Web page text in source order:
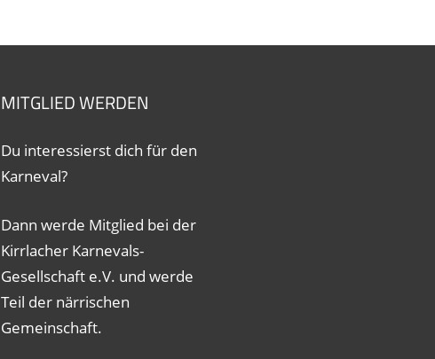
MITGLIED WERDEN
Du interessierst dich für den
Karneval?
Dann werde Mitglied bei der
Kirrlacher Karnevals-
Gesellschaft e.V. und werde
Teil der närrischen
Gemeinschaft.